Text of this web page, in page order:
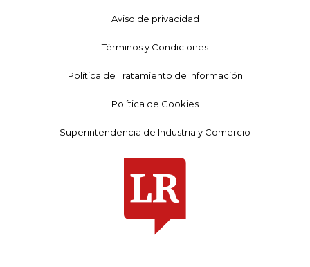
Aviso de privacidad
Términos y Condiciones
Política de Tratamiento de Información
Política de Cookies
Superintendencia de Industria y Comercio